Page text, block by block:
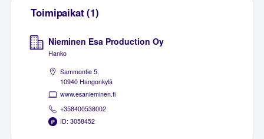
Toimipaikat (1)
Nieminen Esa Production Oy
Hanko
Sammontie 5,
10940 Hangonkylä
www.esanieminen.fi
+358400538002
ID: 3058452